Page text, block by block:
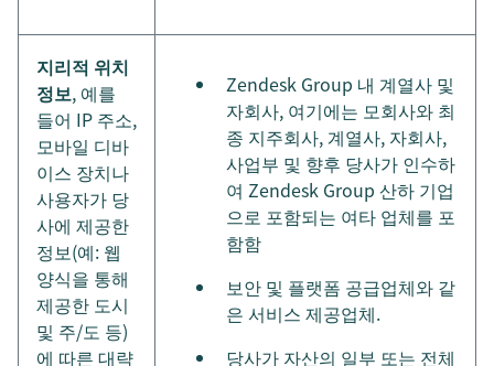
지리적 위치
정보, 예를
들어 IP 주소,
모바일 디바
이스 장치나
사용자가 당
사에 제공한
정보(예: 웹
양식을 통해
제공한 도시
및 주/도 등)
에 따른 대략
Zendesk Group 내 계열사 및
자회사, 여기에는 모회사와 최
종 지주회사, 계열사, 자회사,
사업부 및 향후 당사가 인수하
여 Zendesk Group 산하 기업
으로 포함되는 여타 업체를 포
함함
보안 및 플랫폼 공급업체와 같
은 서비스 제공업체.
당사가 자산의 일부 또는 전체